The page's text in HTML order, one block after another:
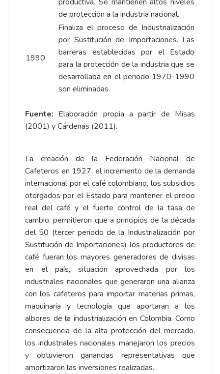
de protección a la industria nacional.
1990
Finaliza el proceso de Industrialización
por Sustitución de Importaciones. Las
barreras establecidas por el Estado
para la protección de la industria que se
desarrollaba en el periodo 1970-1990
son eliminadas.
Fuente: Elaboración propia a partir de Misas
(2001) y Cárdenas (2011).
La creación de la Federación Nacional de
Cafeteros en 1927, el incremento de la demanda
internacional por el café colombiano, los subsidios
otorgados por el Estado para mantener el precio
real del café y el fuerte control de la tasa de
cambio, permitieron que a principios de la década
del 50 (tercer periodo de la Industrialización por
Sustitución de Importaciones) los productores de
café fueran los mayores generadores de divisas
en el país, situación aprovechada por los
industriales nacionales que generaron una alianza
con los cafeteros para importar materias primas,
maquinaria y tecnología que aportaran a los
albores de la industrialización en Colombia. Como
consecuencia de la alta protección del mercado,
los industriales nacionales manejaron los precios
y obtuvieron ganancias representativas que
amortizaron las inversiones realizadas.